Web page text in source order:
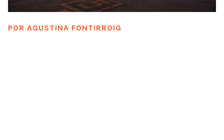
POR AGUSTINA FONTIRROIG